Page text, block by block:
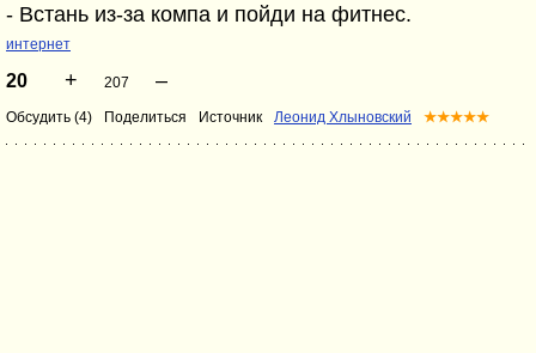
- Встань из-за компа и пойди на фитнес.
интернет
20 + 207 –
Обсудить (4) Поделиться Источник Леонид Хлыновский ★★★★★